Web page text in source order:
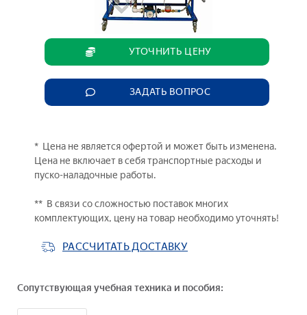
УТОЧНИТЬ ЦЕНУ
ЗАДАТЬ ВОПРОС
* Цена не является офертой и может быть изменена.
Цена не включает в себя транспортные расходы и
пуско-наладочные работы.
** В связи со сложностью поставок многих
комплектующих, цену на товар необходимо уточнять!
РАССЧИТАТЬ ДОСТАВКУ
Сопутствующая учебная техника и пособия: